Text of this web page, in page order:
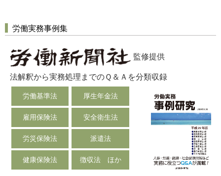
労働実務事例集
監修提供
法解釈から実務処理までのＱ＆Ａを分類収録
労働基準法 厚生年金法
雇用保険法 安全衛生法
労災保険法 派遣法
健康保険法 徴収法 ほか